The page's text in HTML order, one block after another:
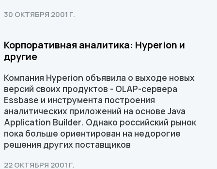
30 ОКТЯБРЯ 2001 Г.
Корпоративная аналитика: Hyperion и
другие
Компания Hyperion объявила о выходе новых
версий своих продуктов - OLAP-сервера
Essbase и инструмента построения
аналитических приложений на основе Java
Application Builder. Однако российский рынок
пока больше ориентирован на недорогие
решения других поставщиков
22 ОКТЯБРЯ 2001 Г.